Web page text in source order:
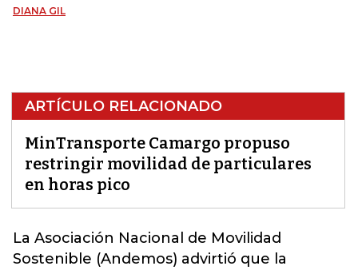
DIANA GIL
ARTÍCULO RELACIONADO
MinTransporte Camargo propuso
restringir movilidad de particulares
en horas pico
La Asociación Nacional de Movilidad
Sostenible (Andemos) advirtió que la